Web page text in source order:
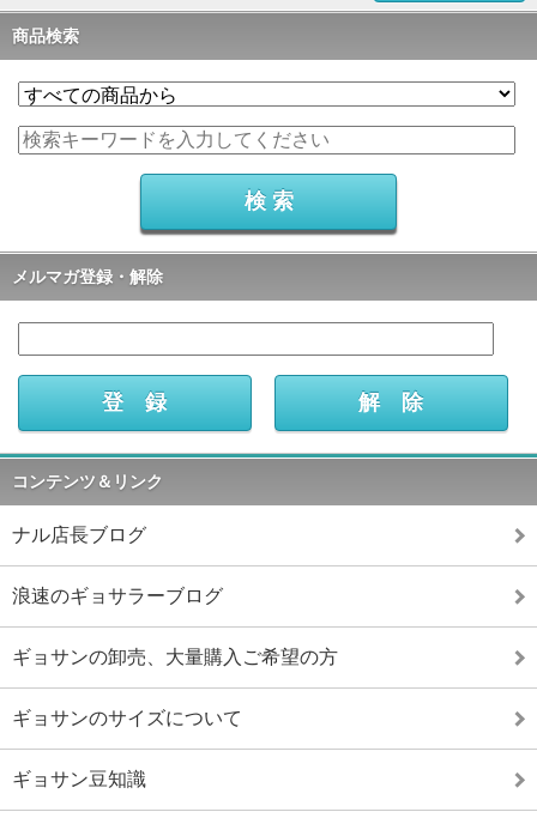
商品検索
メルマガ登録・解除
コンテンツ＆リンク
ナル店長ブログ
浪速のギョサラーブログ
ギョサンの卸売、大量購入ご希望の方
ギョサンのサイズについて
ギョサン豆知識